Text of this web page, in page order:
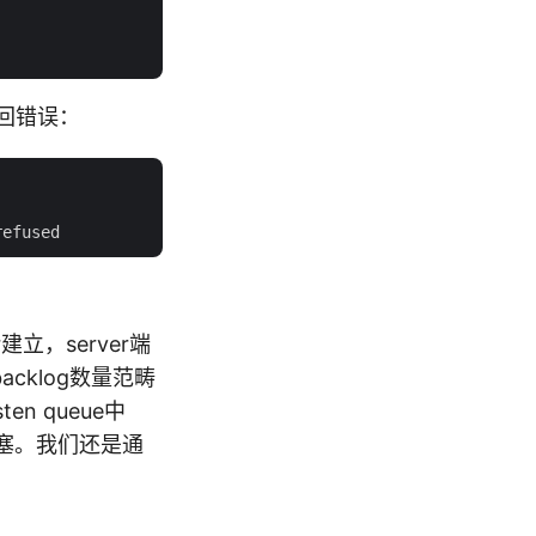
误：
立，server端
数量范畴
queue中
。我们还是通